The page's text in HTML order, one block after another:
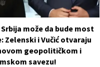
može da bude most
Zelenski i Vučić otvaraju
geopolitičkom i
savezu!